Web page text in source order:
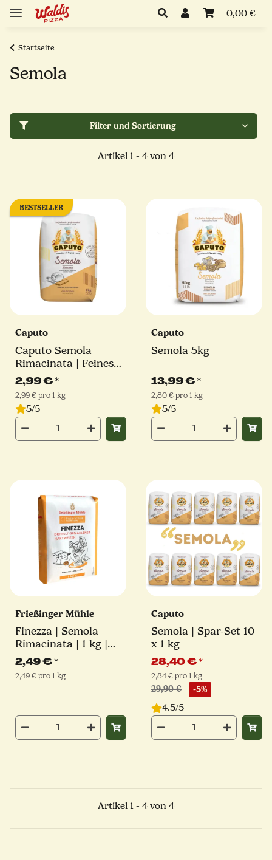
0,00 €
Startseite
Semola
Filter und Sortierung
Artikel 1 - 4 von 4
BESTSELLER
Caputo
Caputo Semola
Rimacinata | Feines
Hartweizengrieß | 1kg
2,99 €*
2,99 € pro 1 kg
5/5
Caputo
Semola 5kg
13,99 €*
2,80 € pro 1 kg
5/5
Frießinger Mühle
Finezza | Semola
Rimacinata | 1 kg |
Frießinger Mühle
2,49 €*
2,49 € pro 1 kg
Caputo
Semola | Spar-Set 10
x 1 kg
28,40 €*
2,84 € pro 1 kg
29,90 € -5%
4.5/5
Artikel 1 - 4 von 4